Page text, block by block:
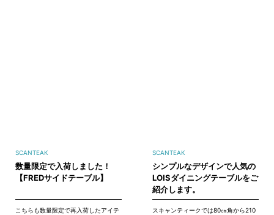
SCANTEAK
数量限定で入荷しました！
【FREDサイドテーブル】
こちらも数量限定で再入荷したアイテ
SCANTEAK
シンプルなデザインで人気の
LOISダイニングテーブルをご
紹介します。
スキャンティークでは80㎝角から210